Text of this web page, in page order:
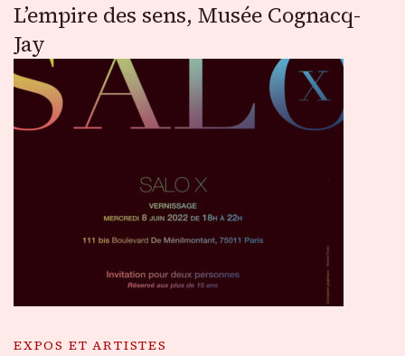
L’empire des sens, Musée Cognacq-
Jay
EXPOS ET ARTISTES